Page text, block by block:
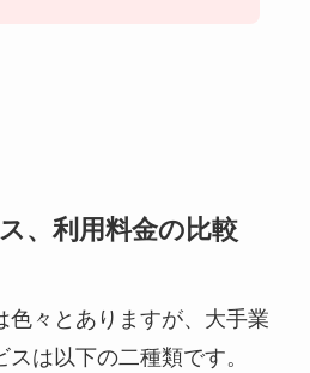
、利用料金の比較
色々とありますが、大手業
は以下の二種類です。